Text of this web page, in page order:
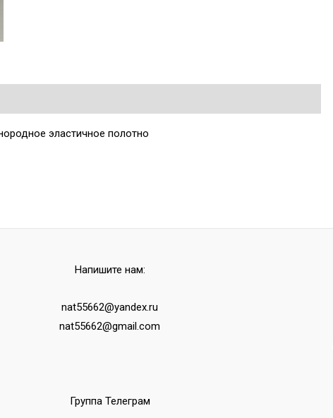
эластичное полотно
Напишите нам:
nat55662@yandex.ru
nat55662@gmail.com
Группа Телеграм